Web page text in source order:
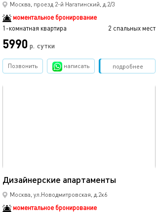
Москва, проезд 2-й Нагатинский, д.2/3
моментальное бронирование
1-комнатная квартира
2 спальных мест
5990 р. сутки
подробнее
Позвонить написать Забронировать
Дизайнерские апартаменты
Москва, ул.Новодмитровская, д.2к6
моментальное бронирование